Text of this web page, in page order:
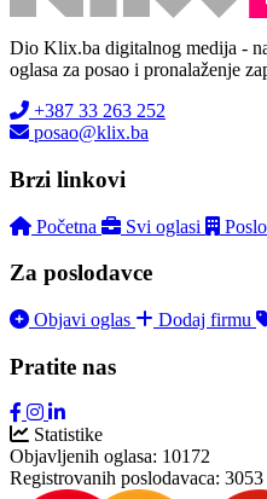
Dio Klix.ba digitalnog medija -
oglasa za posao i pronalaženje
+387 33 263 252
posao@klix.ba
Brzi linkovi
Početna Svi oglasi
Za poslodavce
Objavi oglas Dodaj firmu
Pratite nas
Statistike
Objavljenih oglasa: 10172
Registrovanih poslodavaca: 3053